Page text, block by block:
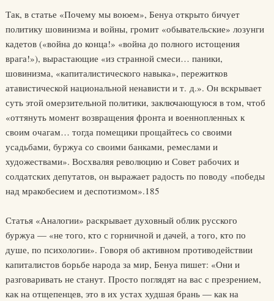
Так, в статье «Почему мы воюем», Бенуа открыто бичует
политику шовинизма и войны, громит «обывательские» лозунги
кадетов («война до конца!» «война до полного истощения
врага!»), вырастающие «из странной смеси… паники,
шовинизма, «капиталистического навыка», пережитков
атавистической национальной ненависти и т. д.». Он вскрывает
суть этой омерзительной политики, заключающуюся в том, чтоб
«оттянуть момент возвращения фронта и военнопленных к
своим очагам… тогда помещики прощайтесь со своими
усадьбами, буржуа со своими банками, ремеслами и
художествами». Восхваляя революцию и Совет рабочих и
солдатских депутатов, он выражает радость по поводу «победы
над мракобесием и деспотизмом».185
Статья «Аналогии» раскрывает духовный облик русского
буржуа — «не того, кто с горничной и дачей, а того, кто по
душе, по психологии». Говоря об активном противодействии
капиталистов борьбе народа за мир, Бенуа пишет: «Они и
разговаривать не станут. Просто поглядят на вас с презрением,
как на отщепенцев, это в их устах худшая брань — как на